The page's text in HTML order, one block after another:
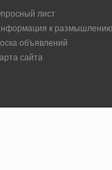
лист
к размышлению
объявлений
сайта